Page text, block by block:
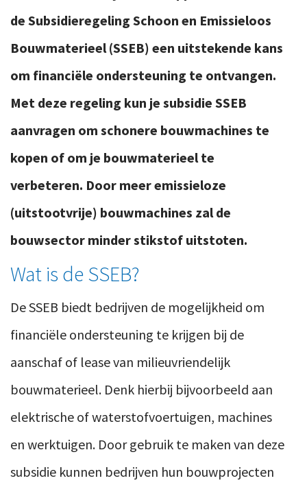
de Subsidieregeling Schoon en Emissieloos
Bouwmaterieel (SSEB) een uitstekende kans
om financiële ondersteuning te ontvangen.
Met deze regeling kun je subsidie SSEB
aanvragen om schonere bouwmachines te
kopen of om je bouwmaterieel te
verbeteren. Door meer emissieloze
(uitstootvrije) bouwmachines zal de
bouwsector minder stikstof uitstoten.
Wat is de SSEB?
De SSEB biedt bedrijven de mogelijkheid om
financiële ondersteuning te krijgen bij de
aanschaf of lease van milieuvriendelijk
bouwmaterieel. Denk hierbij bijvoorbeeld aan
elektrische of waterstofvoertuigen, machines
en werktuigen. Door gebruik te maken van deze
subsidie kunnen bedrijven hun bouwprojecten